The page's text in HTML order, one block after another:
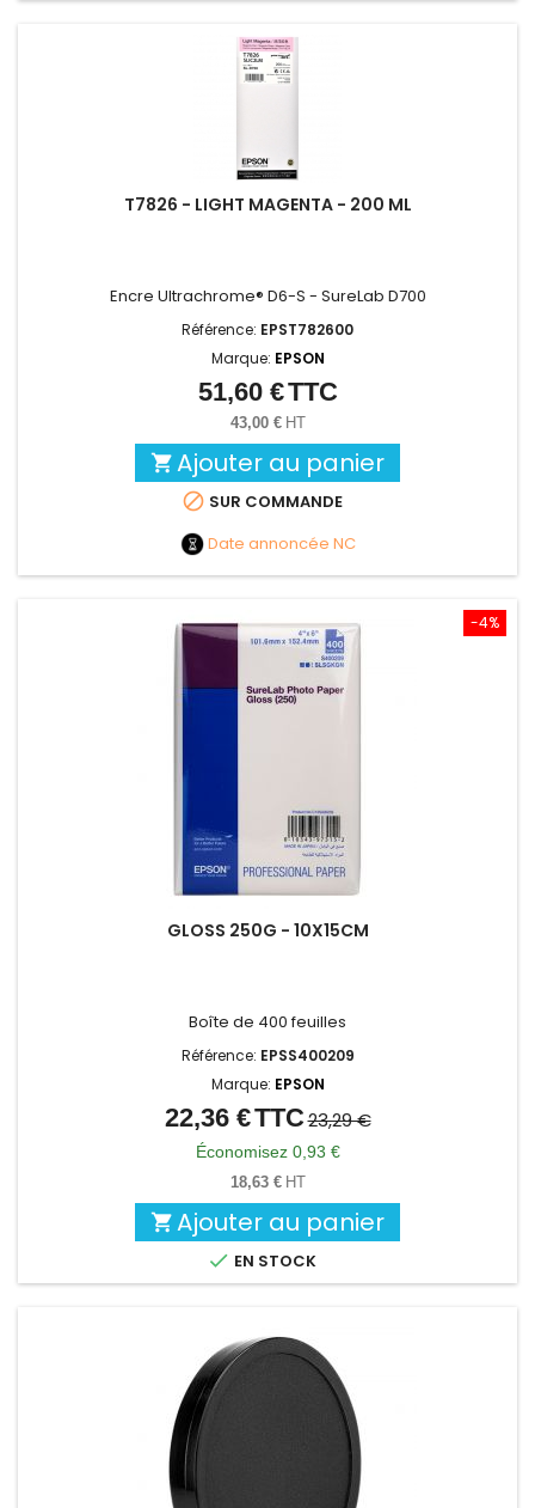
T7826 - LIGHT MAGENTA - 200 ML
Encre Ultrachrome® D6-S - SureLab D700
Référence: EPST782600
Marque: EPSON
Prix
51,60 €TTC
43,00 € HT
 Ajouter au panier
 SUR COMMANDE
Date annoncée NC
-4%
GLOSS 250G - 10X15CM
Boîte de 400 feuilles
Référence: EPSS400209
Marque: EPSON
Prix
Prix
de
base
22,36 €TTC23,29 €
Économisez 0,93 €
18,63 € HT
 Ajouter au panier
 EN STOCK